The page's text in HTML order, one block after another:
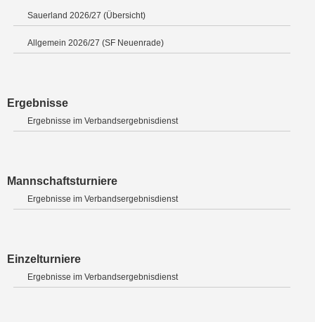
Sauerland 2026/27 (Übersicht)
Allgemein 2026/27 (SF Neuenrade)
Ergebnisse
Ergebnisse im Verbandsergebnisdienst
Mannschaftsturniere
Ergebnisse im Verbandsergebnisdienst
Einzelturniere
Ergebnisse im Verbandsergebnisdienst